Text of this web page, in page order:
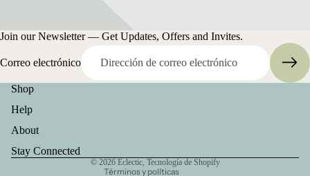
Join our Newsletter — Get Updates, Offers and Invites.
Correo electrónico
Shop
Help
About
Stay Connected
© 2026 Eclectic, Tecnología de Shopify
Términos y políticas
Política de reembolso